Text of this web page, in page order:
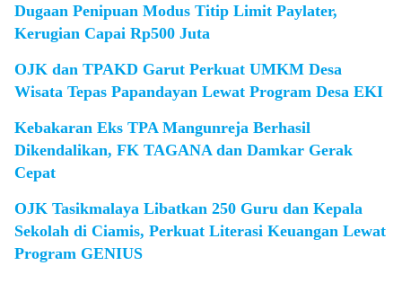
Dugaan Penipuan Modus Titip Limit Paylater,
Kerugian Capai Rp500 Juta
OJK dan TPAKD Garut Perkuat UMKM Desa
Wisata Tepas Papandayan Lewat Program Desa EKI
Kebakaran Eks TPA Mangunreja Berhasil
Dikendalikan, FK TAGANA dan Damkar Gerak
Cepat
OJK Tasikmalaya Libatkan 250 Guru dan Kepala
Sekolah di Ciamis, Perkuat Literasi Keuangan Lewat
Program GENIUS